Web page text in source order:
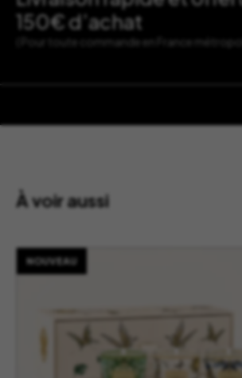
150€ d’achat
( Pour toute commande en France
À voir aussi
NOUVEAU